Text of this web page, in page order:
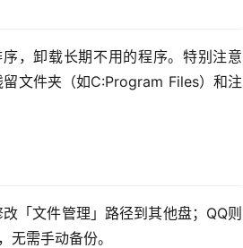
，卸载长期不用的程序。特别注意
文件夹（如C:Program Files）和注
「文件管理」路径到其他盘；QQ则
需手动备份。